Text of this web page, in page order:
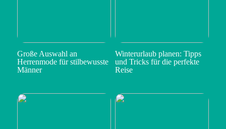
Große Auswahl an
Herrenmode für stilbewusste
Männer
Winterurlaub planen: Tipps
und Tricks für die perfekte
Reise